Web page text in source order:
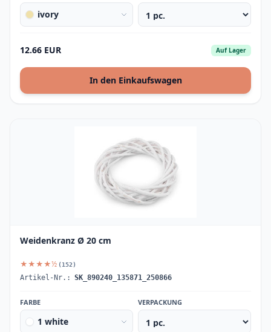
ivory
12.66 EUR Auf Lager
In den Einkaufswagen
Weidenkranz Ø 20 cm
★★★★½ (152)
Artikel-Nr.: SK_890240_135871_250866
FARBE
1 white
VERPACKUNG